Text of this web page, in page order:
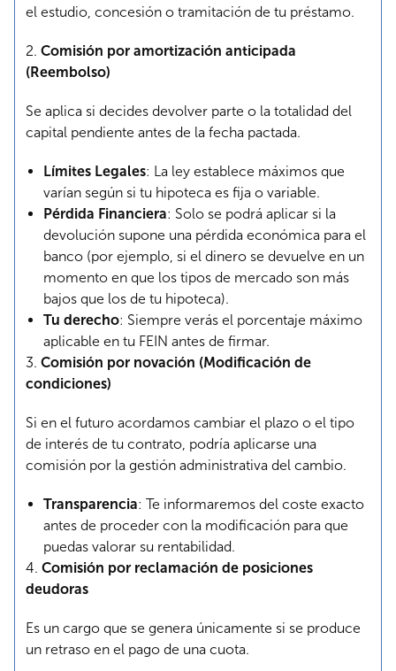
el estudio, concesión o tramitación de tu préstamo.
2. Comisión por amortización anticipada
(Reembolso)
Se aplica si decides devolver parte o la totalidad del
capital pendiente antes de la fecha pactada.
Límites Legales: La ley establece máximos que
varían según si tu hipoteca es fija o variable.
Pérdida Financiera: Solo se podrá aplicar si la
devolución supone una pérdida económica para el
banco (por ejemplo, si el dinero se devuelve en un
momento en que los tipos de mercado son más
bajos que los de tu hipoteca).
Tu derecho: Siempre verás el porcentaje máximo
aplicable en tu FEIN antes de firmar.
3. Comisión por novación (Modificación de
condiciones)
Si en el futuro acordamos cambiar el plazo o el tipo
de interés de tu contrato, podría aplicarse una
comisión por la gestión administrativa del cambio.
Transparencia: Te informaremos del coste exacto
antes de proceder con la modificación para que
puedas valorar su rentabilidad.
4. Comisión por reclamación de posiciones
deudoras
Es un cargo que se genera únicamente si se produce
un retraso en el pago de una cuota.